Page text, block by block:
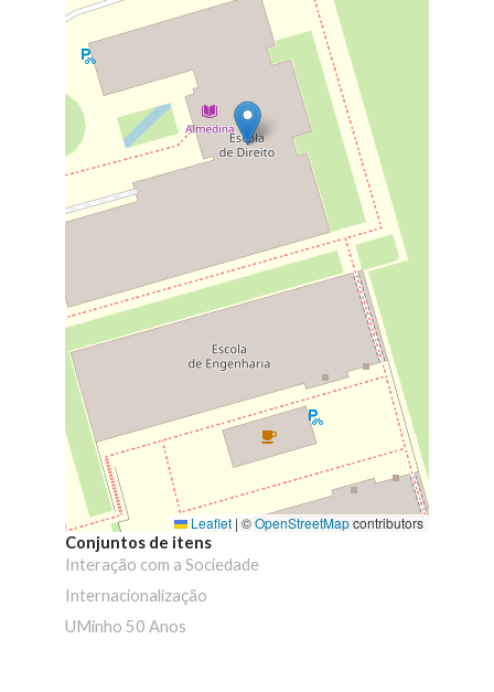
Leaflet | ©OpenStreetMapcontributors
Conjuntos de itens
Interação com a Sociedade
Internacionalização
UMinho 50 Anos